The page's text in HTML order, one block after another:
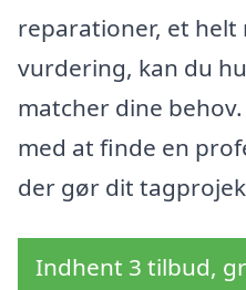
reparationer, et helt
vurdering, kan du
matcher dine
med at finde en
der gør dit
Indhent 3 tilbud,